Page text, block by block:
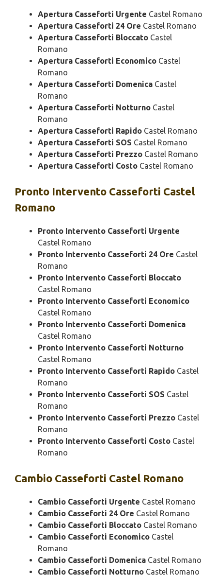
Apertura Casseforti Urgente Castel Romano
Apertura Casseforti 24 Ore Castel Romano
Apertura Casseforti Bloccato Castel
Romano
Apertura Casseforti Economico Castel
Romano
Apertura Casseforti Domenica Castel
Romano
Apertura Casseforti Notturno Castel
Romano
Apertura Casseforti Rapido Castel Romano
Apertura Casseforti SOS Castel Romano
Apertura Casseforti Prezzo Castel Romano
Apertura Casseforti Costo Castel Romano
Pronto Intervento Casseforti Castel
Romano
Pronto Intervento Casseforti Urgente
Castel Romano
Pronto Intervento Casseforti 24 Ore Castel
Romano
Pronto Intervento Casseforti Bloccato
Castel Romano
Pronto Intervento Casseforti Economico
Castel Romano
Pronto Intervento Casseforti Domenica
Castel Romano
Pronto Intervento Casseforti Notturno
Castel Romano
Pronto Intervento Casseforti Rapido Castel
Romano
Pronto Intervento Casseforti SOS Castel
Romano
Pronto Intervento Casseforti Prezzo Castel
Romano
Pronto Intervento Casseforti Costo Castel
Romano
Cambio Casseforti Castel Romano
Cambio Casseforti Urgente Castel Romano
Cambio Casseforti 24 Ore Castel Romano
Cambio Casseforti Bloccato Castel Romano
Cambio Casseforti Economico Castel
Romano
Cambio Casseforti Domenica Castel Romano
Cambio Casseforti Notturno Castel Romano